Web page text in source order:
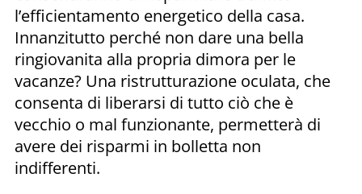
l’efficientamento energetico della casa.
Innanzitutto perché non dare una bella
ringiovanita alla propria dimora per le
vacanze? Una ristrutturazione oculata, che
consenta di liberarsi di tutto ciò che è
vecchio o mal funzionante, permetterà di
avere dei risparmi in bolletta non
indifferenti.